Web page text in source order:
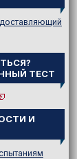
ТЕСТ
И